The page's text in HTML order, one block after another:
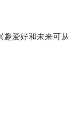
爱好和未来可